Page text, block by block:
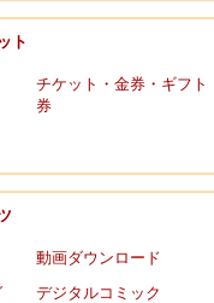
ト
チケット・金券・ギフト
券
動画ダウンロード
デジタルコミック